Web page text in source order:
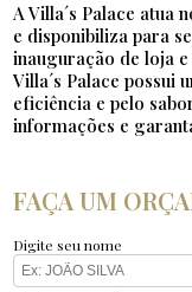
A Villa´s Palace atua
e disponibiliza para
inauguração de loja
Villa´s Palace possui
eficiência e pelo
informações e
FAÇA UM
Digite seu nome